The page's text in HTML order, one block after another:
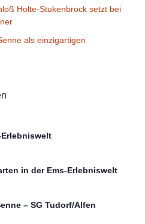
Holte-Stukenbrock setzt bei
als einzigartigen
in der Ems-Erlebniswelt
– SG Tudorf/Alfen